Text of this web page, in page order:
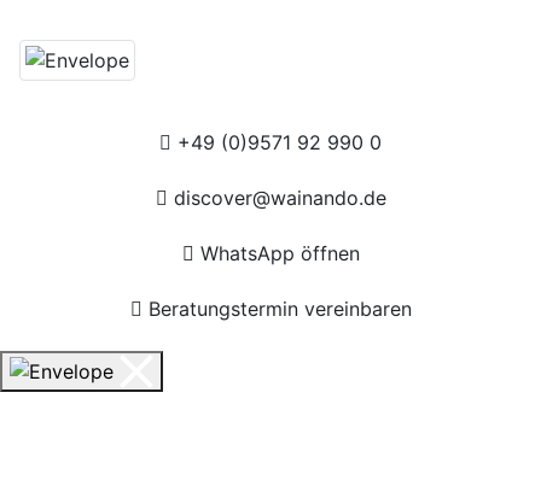
+49 (0)9571 92 990 0
discover@wainando.de
WhatsApp öffnen
Beratungstermin vereinbaren